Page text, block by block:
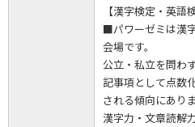
【漢字検定・英語
■パワーゼミは漢
会場です。
公立・私立を問わ
記事項として点数
される傾向にあり
漢字力・文章読解